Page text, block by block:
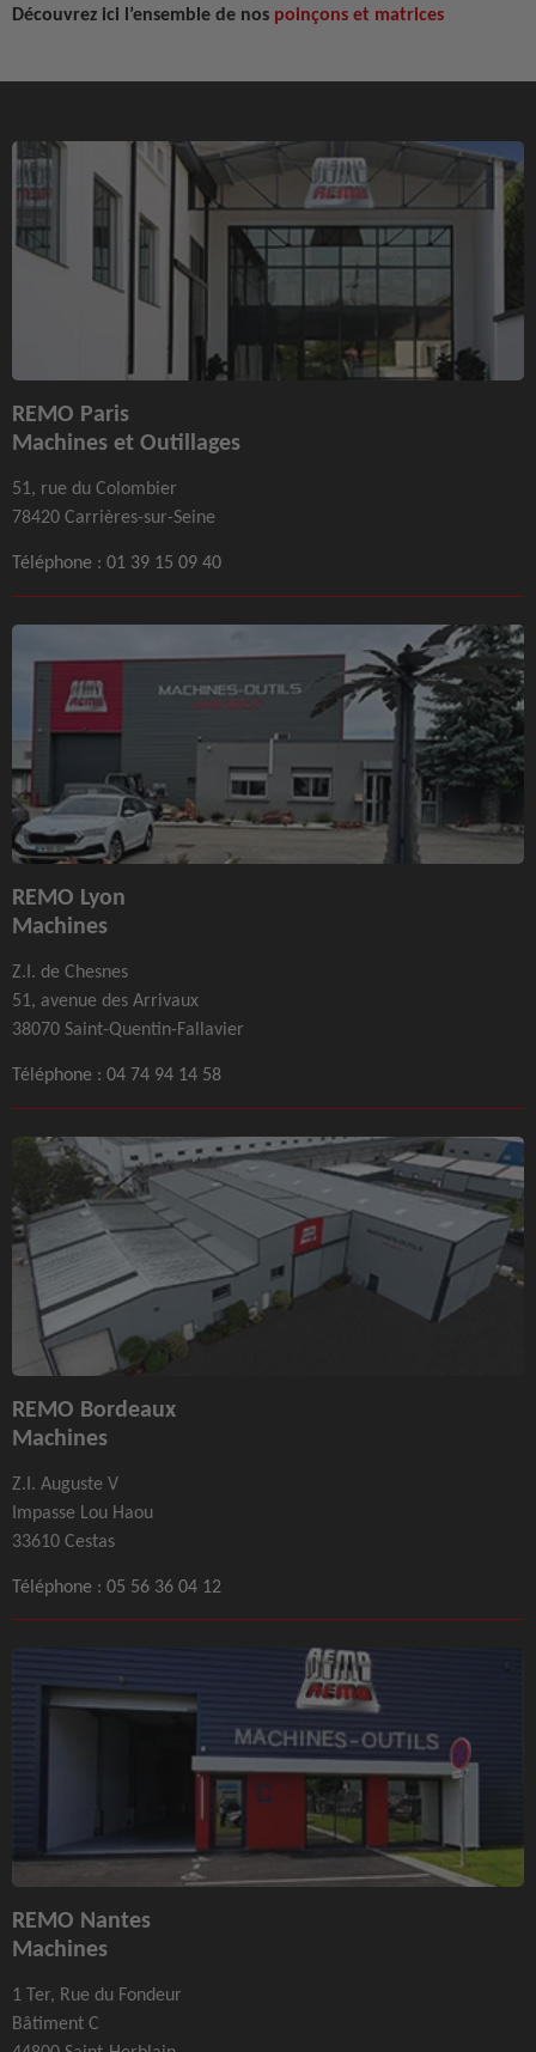
Découvrez ici l’ensemble de nos poinçons et matrices
REMO Paris
Machines et Outillages
51, rue du Colombier
78420 Carrières-sur-Seine
Téléphone : 01 39 15 09 40
REMO Lyon
Machines
Z.I. de Chesnes
51, avenue des Arrivaux
38070 Saint-Quentin-Fallavier
Téléphone : 04 74 94 14 58
REMO Bordeaux
Machines
Z.I. Auguste V
Impasse Lou Haou
33610 Cestas
Téléphone : 05 56 36 04 12
REMO Nantes
Machines
1 Ter, Rue du Fondeur
Bâtiment C